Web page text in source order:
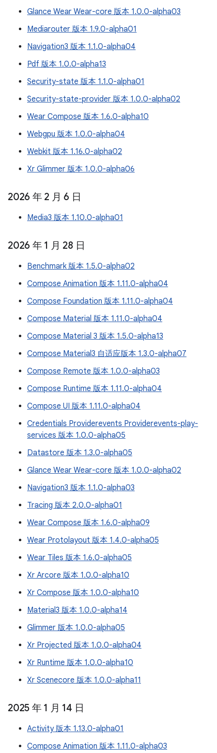
Glance Wear Wear-core 版本 1.0.0-alpha03
Mediarouter 版本 1.9.0-alpha01
Navigation3 版本 1.1.0-alpha04
Pdf 版本 1.0.0-alpha13
Security-state 版本 1.1.0-alpha01
Security-state-provider 版本 1.0.0-alpha02
Wear Compose 版本 1.6.0-alpha10
Webgpu 版本 1.0.0-alpha04
Webkit 版本 1.16.0-alpha02
Xr Glimmer 版本 1.0.0-alpha06
2026 年 2 月 6 日
Media3 版本 1.10.0-alpha01
2026 年 1 月 28 日
Benchmark 版本 1.5.0-alpha02
Compose Animation 版本 1.11.0-alpha04
Compose Foundation 版本 1.11.0-alpha04
Compose Material 版本 1.11.0-alpha04
Compose Material 3 版本 1.5.0-alpha13
Compose Material3 自适应版本 1.3.0-alpha07
Compose Remote 版本 1.0.0-alpha03
Compose Runtime 版本 1.11.0-alpha04
Compose UI 版本 1.11.0-alpha04
Credentials Providerevents Providerevents-play-
services 版本 1.0.0-alpha05
Datastore 版本 1.3.0-alpha05
Glance Wear Wear-core 版本 1.0.0-alpha02
Navigation3 版本 1.1.0-alpha03
Tracing 版本 2.0.0-alpha01
Wear Compose 版本 1.6.0-alpha09
Wear Protolayout 版本 1.4.0-alpha05
Wear Tiles 版本 1.6.0-alpha05
Xr Arcore 版本 1.0.0-alpha10
Xr Compose 版本 1.0.0-alpha10
Material3 版本 1.0.0-alpha14
Glimmer 版本 1.0.0-alpha05
Xr Projected 版本 1.0.0-alpha04
Xr Runtime 版本 1.0.0-alpha10
Xr Scenecore 版本 1.0.0-alpha11
2025 年 1 月 14 日
Activity 版本 1.13.0-alpha01
Compose Animation 版本 1.11.0-alpha03